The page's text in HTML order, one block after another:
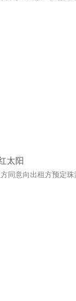
太阳
同意向出租方预定珠